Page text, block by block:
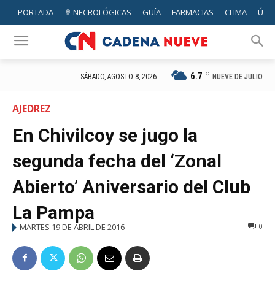
PORTADA ✟ NECROLÓGICAS GUÍA FARMACIAS CLIMA
SÁBADO, AGOSTO 8, 2026 6.7 C NUEVE DE JULIO
AJEDREZ
En Chivilcoy se jugo la
segunda fecha del ‘Zonal
Abierto’ Aniversario del Club
La Pampa
MARTES 19 DE ABRIL DE 2016 0